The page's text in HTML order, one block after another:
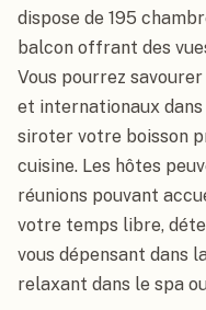
dispose de 195
balcon offrant des
Vous pourrez
et internationaux
siroter votre boisson
cuisine. Les hôtes
réunions pouvant
votre temps libre,
vous dépensant dans
relaxant dans le spa